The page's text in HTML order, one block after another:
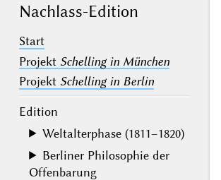
Nachlass-Edition
Start
Projekt Schelling in München
Projekt Schelling in Berlin
Edition
Weltalterphase (1811–1820)
Berliner Philosophie der
Offenbarung